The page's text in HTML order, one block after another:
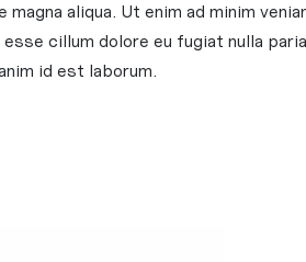
aliqua. Ut enim ad minim
cillum dolore eu fugiat nulla
id est laborum.